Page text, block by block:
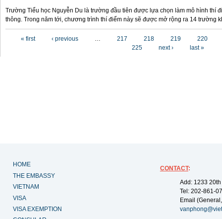
Trường Tiểu học Nguyễn Du là trường đầu tiên được lựa chọn làm mô hình thí
thông. Trong năm tới, chương trình thí điểm này sẽ được mở rộng ra 14 trường
« first ‹ previous … 217 218 219
220
225
next › last »
HOME
THE EMBASSY
VIETNAM
VISA
VISA EXEMPTION
CONTACT:
Add: 1233
Tel: 202-861-
Email